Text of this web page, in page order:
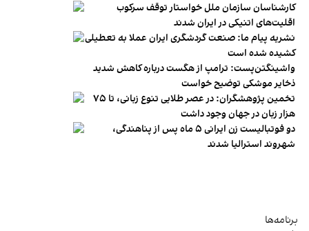
کارشناسان سازمان ملل خواستار توقف سرکوب
اقلیت‌های اتنیکی در ایران شدند
نشریه پیام ما: صنعت گردشگری ایران عملا به تعطیلی
کشیده شده است
واشینگتن‌پست: ترامپ از هگست درباره کاهش شدید
ذخایر موشکی توضیح خواست
تخمین پژوهشگران: در عصر طلایی تنوع زبانی، تا ۷۵
هزار زبان در جهان وجود داشت
دو فوتبالیست زن ایرانی ۵ ماه پس از پناهندگی،
شهروند استرالیا شدند
برنامه‌ها